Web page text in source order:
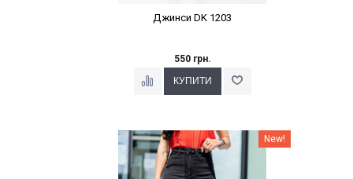
Джинси DK 1203
550 грн.
Наклейки Варіант з % New!